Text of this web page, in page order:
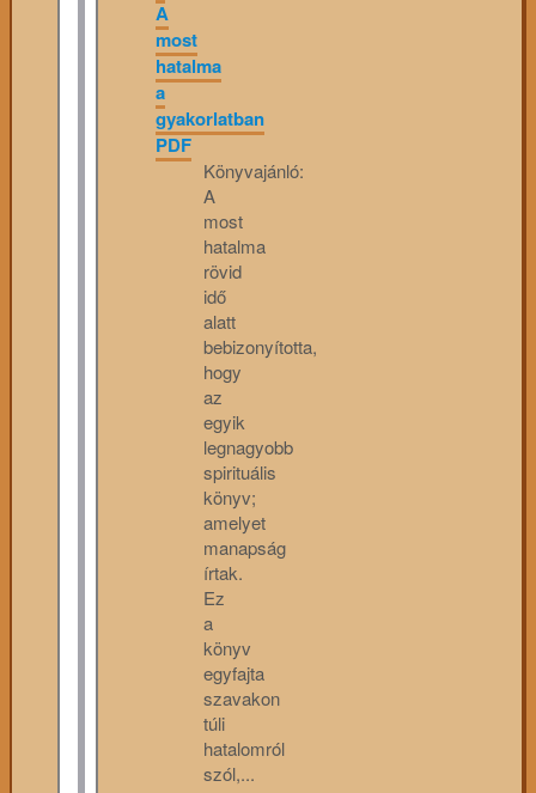
A
most
hatalma
a
gyakorlatban
PDF
Könyvajánló:
A
most
hatalma
rövid
idő
alatt
bebizonyította,
hogy
az
egyik
legnagyobb
spirituális
könyv;
amelyet
manapság
írtak.
Ez
a
könyv
egyfajta
szavakon
túli
hatalomról
szól,...